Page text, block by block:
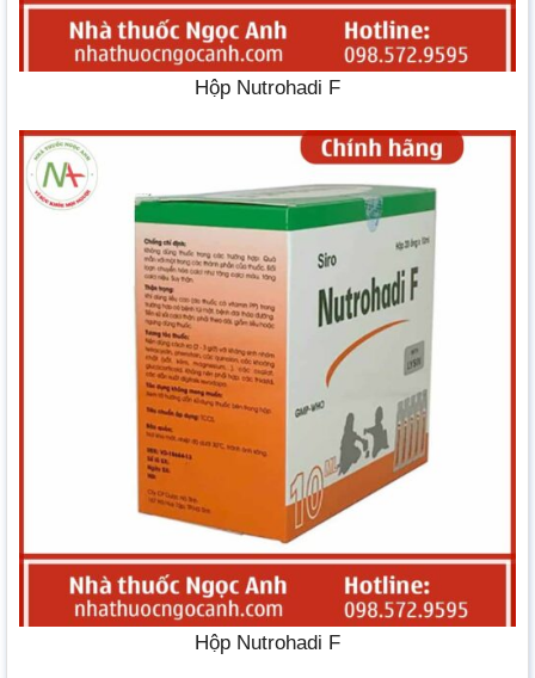
Hộp Nutrohadi F
Hộp Nutrohadi F